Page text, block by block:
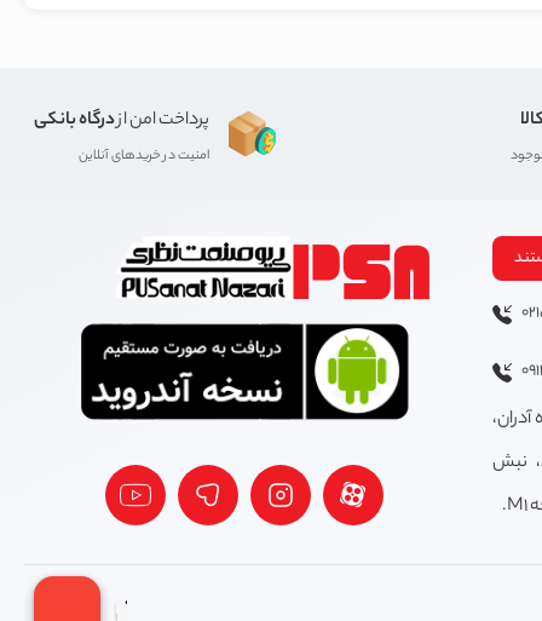
پرداخت امن ازدرگاه بانکی
امنیت در خریدهای آنلاین
نبش